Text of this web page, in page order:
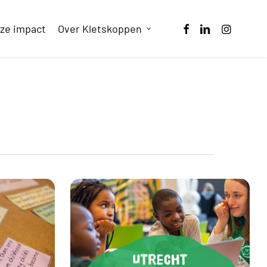
impact Over Kletskoppen facebooklinkedininstagram